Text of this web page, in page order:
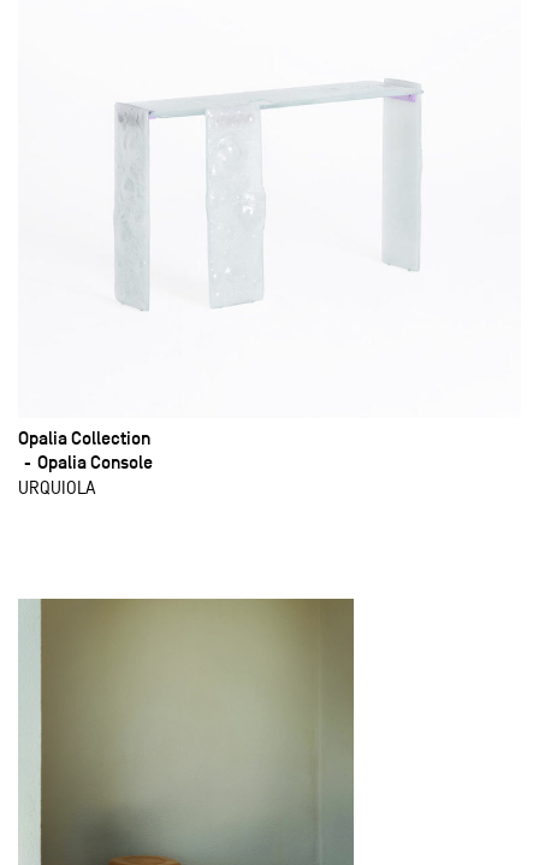
Opalia Collection
Opalia Console
URQUIOLA